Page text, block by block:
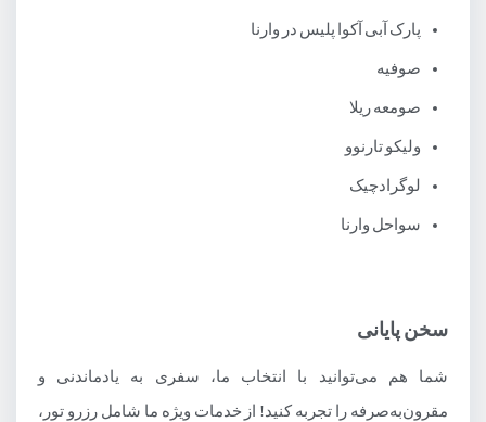
پارک آبی آکوا پلیس در وارنا
صوفیه
صومعه ریلا
ولیکو تارنوو
لوگرادچیک
سواحل وارنا
سخن پایانی
شما هم می‌توانید با انتخاب ما، سفری به یادماندنی و
مقرون‌به‌صرفه را تجربه کنید! از خدمات ویژه ما شامل رزرو تور،